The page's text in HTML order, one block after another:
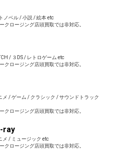
ノベル / 小説 / 絵本 etc
クロージング店頭買取では非対応。
/ ３DS / レトロゲーム etc
クロージング店頭買取では非対応。
メ / ゲーム / クラシック / サウンドトラック
クロージング店頭買取では非対応。
ray
メ / ミュージック etc
クロージング店頭買取では非対応。